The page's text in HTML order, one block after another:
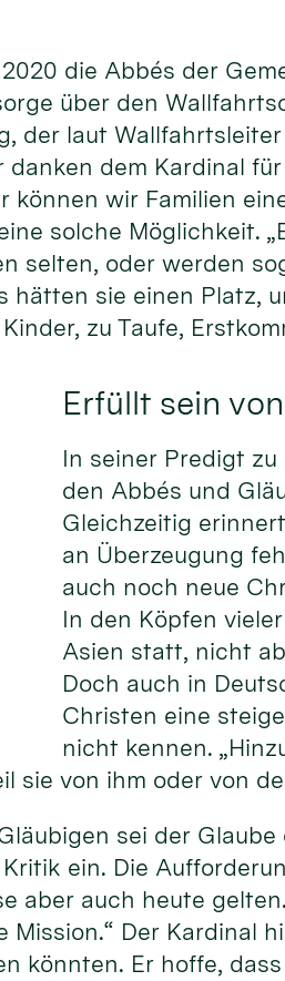
die Abbés der
über den
der laut
danken dem Kardinal
können wir Familien
solche Möglichkeit.
selten, oder werden
hätten sie einen Platz,
zu Taufe,
Erfüllt sein
In seiner Predigt
den Abbés und
Gleichzeitig
an Überzeugung
auch noch neue
In den Köpfen
Asien statt, nicht
Doch auch in
Christen eine
nicht kennen.
sie von ihm oder von
sei der
ein. Die
aber auch heute
Mission.“ Der Kardinal
könnten. Er hoffe,